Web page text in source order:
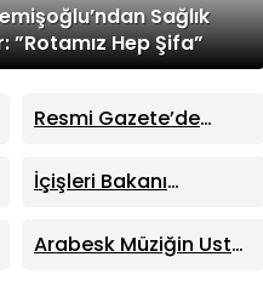
Sağlık
”Rotamız Hep Şifa”
Resmi Gazete’de
Bakanlığı’nda
Büyükelçi Atamaları
İçişleri Bakanı
Devlet Bahçeli’ye
‘Terörsüz Türkiye’
Arabesk Müziğin Usta